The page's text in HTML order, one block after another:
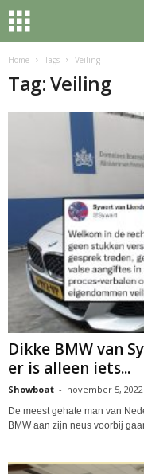
Home Tags Veiling
Tag: Veiling
Dikke BMW van
er is alleen iets...
Showboat - november 5, 2022
De meest gehate man van
BMW aan zijn neus voorbij